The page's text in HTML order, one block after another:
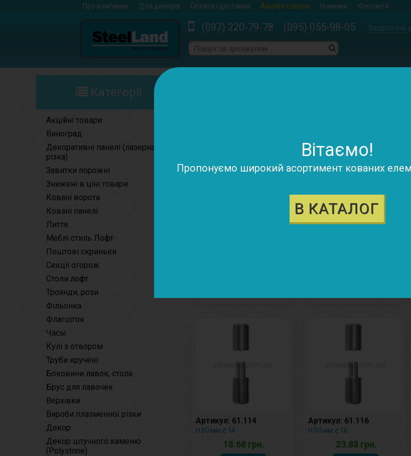
Про компанію Для дилерів Оплата і доставка Акційні товари Новинки Контакти
(097) 220-79-78 (095) 055-98-05 Зворотній
Категорії
Акційні товари
Виноград
Декоративні панелі (лазерна
різка)
Завитки порожні
Знижені в ціні товари
Ковані ворота
Ковані панелі
Лиття
Меблі стиль Лофт
Поштові скриньки
Секціі огорож
Столи лофт
Троянди, рози
Фільонка
Флагшток
Часы
Кулі з отвором
Труби кручені
Боковини лавок, стола
Брус для лавочек
Верхівки
Вироби плазменної різки
Декор
Декор штучного каменю
(Polystone)
Артикул: 61.114
Н 80 мм. ¢ 14
18.68 грн.
Артикул: 61.116
Н 90 мм. ¢ 16
23.88 грн.
Вітаємо!
Пропонуємо широкий асортимент кованих
В КАТАЛОГ